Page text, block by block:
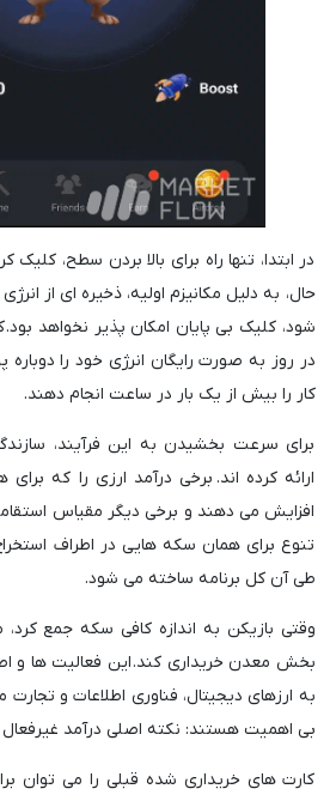
در ابتدا، تنها راه برای بالا بردن سطح،
حال، به دلیل مکانیزم اولیه، ذخیره ای از
شود، کلیک بی پایان امکان پذیر نخواهد بود.
در روز به صورت رایگان انرژی خود را دوباره
کار را بیش از یک بار در ساعت انجام دهند.
برای سرعت بخشیدن به این فرآیند،
ارائه کرده اند. برخی درآمد ارزی را که
افزایش می دهند و برخی دیگر مقیاس
تنوع برای همان سکه هایی در اطراف
طی آن کل برنامه ساخته می شود.
وقتی بازیکن به اندازه کافی سکه جمع کرد،
بخش معدن خریداری کند. این فعالیت ها و
به ارزهای دیجیتال، فناوری اطلاعات و تجارت
بی اهمیت هستند: نکته اصلی درآمد
کارت های خریداری شده قبلی را می توان